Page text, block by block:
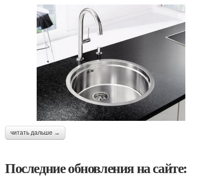
читать дальше →
Последние обновления на сайте: